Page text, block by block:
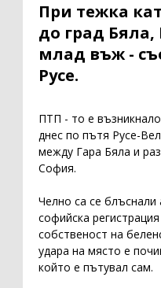
При тежка
до град Бяла,
млад въж -
Русе.
ПТП - то е
днес по пътя Русе-
между Гара Бяла и
София.
Челно са се
софийска
собственост на
удара на място е
който е пътувал сам.